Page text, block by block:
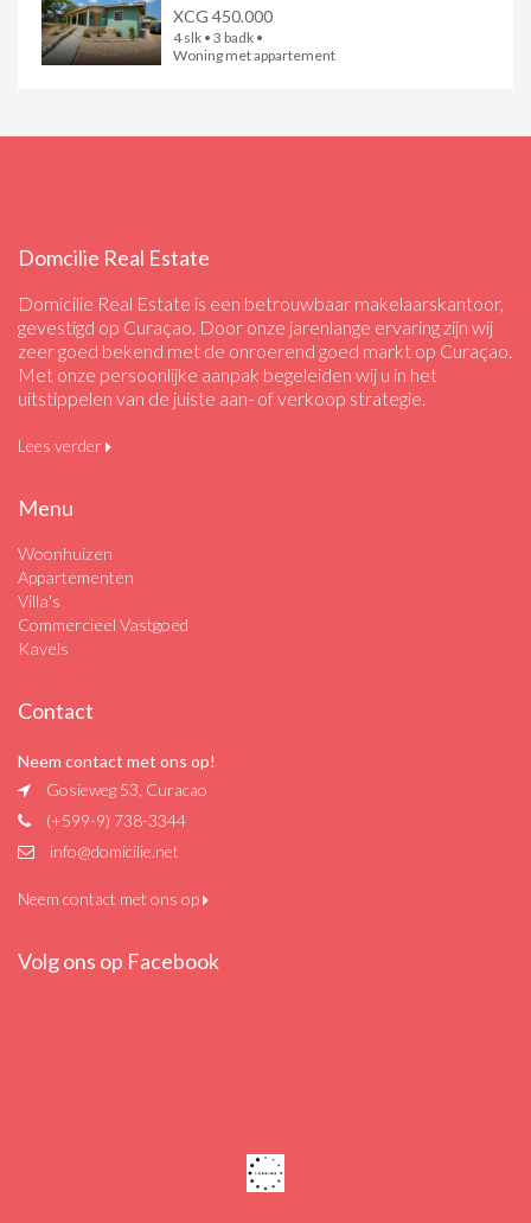
XCG 450.000
4 slk • 3 badk •
Woning met appartement
Domcilie Real Estate
Domicilie Real Estate is een betrouwbaar makelaarskantoor,
gevestigd op Curaçao. Door onze jarenlange ervaring zijn wij
zeer goed bekend met de onroerend goed markt op Curaçao.
Met onze persoonlijke aanpak begeleiden wij u in het
uitstippelen van de juiste aan- of verkoop strategie.
Lees verder
Menu
Woonhuizen
Appartementen
Villa's
Commercieel Vastgoed
Kavels
Contact
Neem contact met ons op!
Gosieweg 53, Curacao
(+599-9) 738-3344
info@domicilie.net
Neem contact met ons op
Volg ons op Facebook